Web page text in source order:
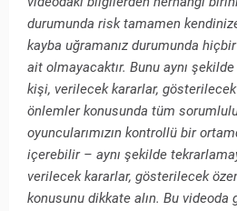
durumunda risk tamamen
kayba uğramanız durumunda
ait olmayacaktır. Bunu aynı
kişi, verilecek kararlar,
önlemler konusunda tüm
oyuncularımızın kontrollü bir
içerebilir – aynı şekilde
verilecek kararlar, gösterilecek
konusunu dikkate alın. Bu videoda